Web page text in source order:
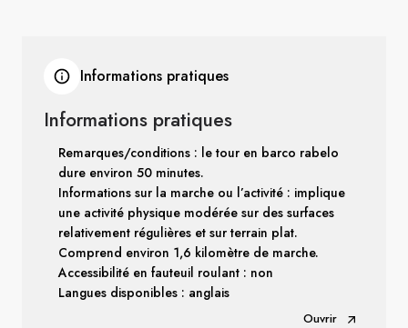
Informations pratiques
Informations pratiques
Remarques/conditions : le tour en barco rabelo
dure environ 50 minutes.
Informations sur la marche ou l’activité : implique
une activité physique modérée sur des surfaces
relativement régulières et sur terrain plat.
Comprend environ 1,6 kilomètre de marche.
Accessibilité en fauteuil roulant : non
Langues disponibles : anglais
Ouvrir